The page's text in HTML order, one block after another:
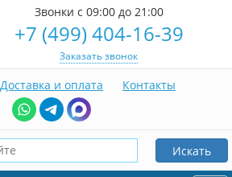
Звонки с 09:00 до 21:00
+7 (499) 404-16-39
Заказать звонок
Доставка и оплата Контакты
Искать